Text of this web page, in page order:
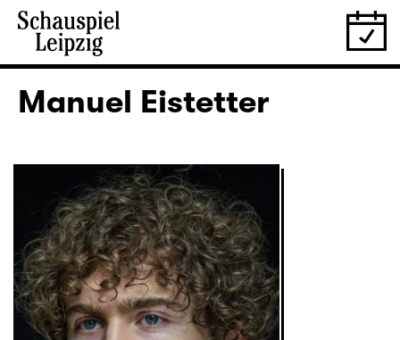
Manuel Eistetter